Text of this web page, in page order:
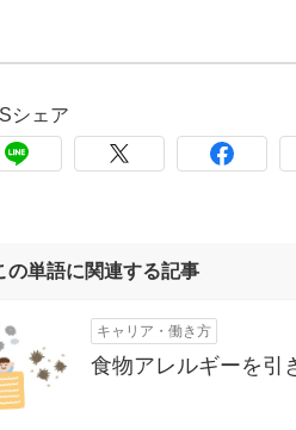
シェア
の単語に関連する記事
キャリア・働き方
食物アレルギーを引